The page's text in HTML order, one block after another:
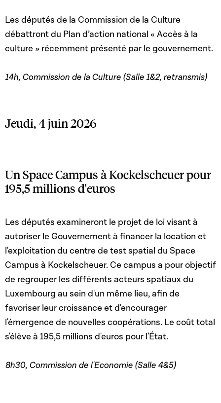
Les députés de la Commission de la Culture
débattront du Plan d’action national « Accès à la
culture » récemment présenté par le gouvernement.
14h, Commission de la Culture (Salle 1&2, retransmis)
Jeudi, 4 juin 2026
Un Space Campus à Kockelscheuer pour
195,5 millions d'euros
Les députés examineront le projet de loi visant à
autoriser le Gouvernement à financer la location et
l'exploitation du centre de test spatial du Space
Campus à Kockelscheuer. Ce campus a pour objectif
de regrouper les différents acteurs spatiaux du
Luxembourg au sein d'un même lieu, afin de
favoriser leur croissance et d'encourager
l'émergence de nouvelles coopérations. Le coût total
s'élève à 195,5 millions d'euros pour l'État.
8h30, Commission de l'Economie (Salle 4&5)